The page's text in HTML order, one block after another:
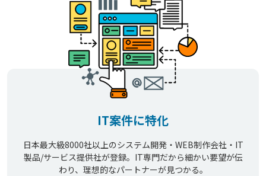
IT案件に特化
日本最大級8000社以上のシステム開発・WEB制作会社・IT
製品/サービス提供社が登録。IT専門だから細かい要望が伝
わり、理想的なパートナーが見つかる。